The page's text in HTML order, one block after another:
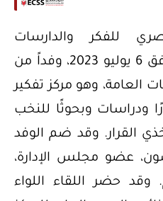
للفكر والدارسات
الاستراتيجية، اليوم الموافق 6 يوليو 2023، وفداً من
العامة، وهو مركز تفكير
ودراسات وبحوثًا للنخب
القرار. وقد ضم الوفد
عضو مجلس الإدارة،
حضر اللقاء اللواء